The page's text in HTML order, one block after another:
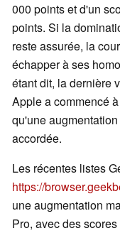
000 points et d'un
points. Si la
reste assurée, la
échapper à ses
étant dit, la dernière
Apple a commencé
qu'une
accordée.
Les récentes listes
https://
une augmentation
Pro, avec des